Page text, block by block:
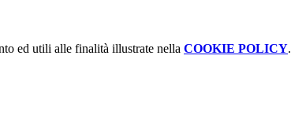
ed utili alle finalità illustrate nella COOKIE POLICY.